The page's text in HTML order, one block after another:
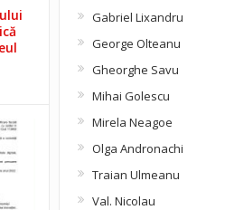
Gabriel Lixandru
George Olteanu
Gheorghe Savu
Mihai Golescu
Mirela Neagoe
Olga Andronachi
Traian Ulmeanu
Val. Nicolau